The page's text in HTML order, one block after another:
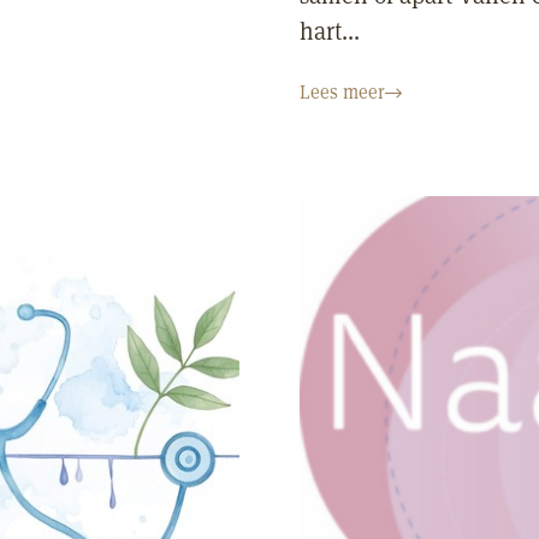
hart...
Lees meer